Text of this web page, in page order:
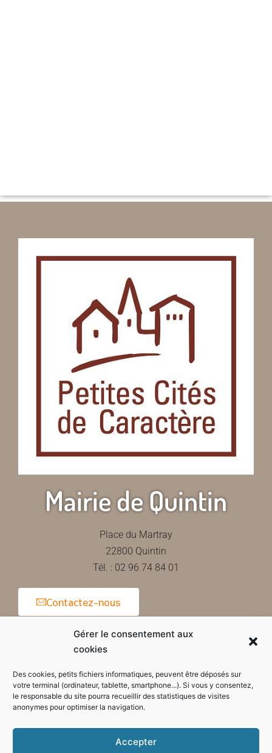
Gérer le consentement aux
cookies
Des cookies, petits fichiers informatiques, peuvent être déposés sur
votre terminal (ordinateur, tablette, smartphone...). Si vous y consentez,
le responsable du site pourra recueillir des statistiques de visites
anonymes pour optimiser la navigation.
Accepter
Mairie de Quintin
Place du Martray
22800 Quintin
Tél. : 02 96 74 84 01
Contactez-nous
Horaires d'ouverture de la mairie